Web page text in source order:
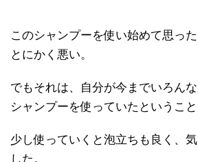
このシャンプーを使い始めて思っ
とにかく悪い。
でもそれは、自分が今までいろん
シャンプーを使っていたということ
少し使っていくと泡立ちも良く、
した。